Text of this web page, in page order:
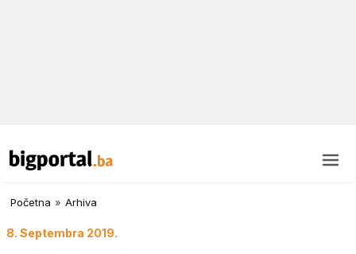
Početna » Arhiva
8. Septembra 2019.